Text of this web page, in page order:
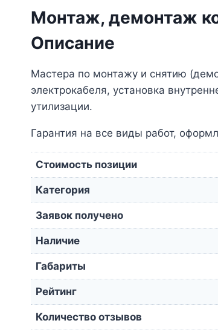
Монтаж, демонтаж
Описание
Мастера по монтажу и снятию
электрокабеля, установка
утилизации.
Гарантия на все виды работ,
Стоимость позиции
Категория
Заявок получено
Наличие
Габариты
Рейтинг
Количество отзывов